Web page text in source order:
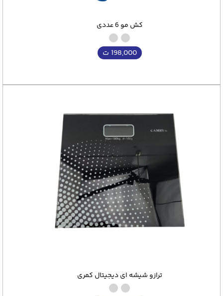
کش مو 6 عددی
198,000 ت
ترازو شیشه ای دیجیتال کمری